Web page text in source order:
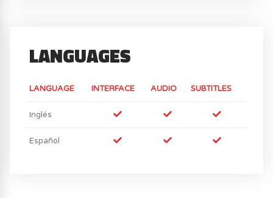
LANGUAGES
LANGUAGE INTERFACE AUDIO SUBTITLES
Inglés
Español